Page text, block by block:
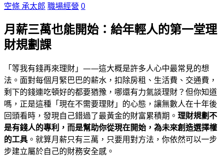
空條 承太郎 職場經營 0
月薪三萬也能開始：給年輕人的第一堂理
財規劃課
「等我有錢再來理財」——這大概是許多人心中最常見的想
法。面對每個月緊巴巴的薪水，扣除房租、生活費、交通費，
剩下的錢連吃頓好的都要猶豫，哪還有力氣談理財？但你知道
嗎，正是這種「現在不需要理財」的心態，讓無數人在十年後
回頭看時，發現自己錯過了最黃金的財富累積期。 理財規劃不
是有錢人的專利，而是幫助你從現在開始，為未來創造選擇權
的工具 。就算月薪只有三萬，只要用對方法，你依然可以一步
步建立屬於自己的財務安全感。